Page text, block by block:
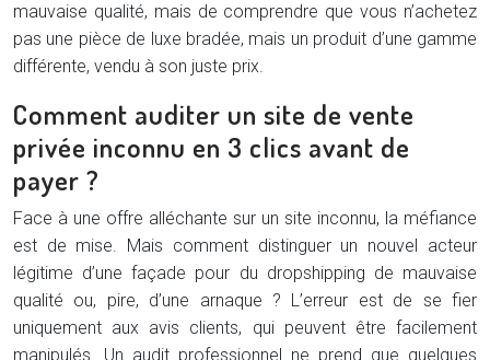
mauvaise qualité, mais de comprendre que vous n’achetez
pas une pièce de luxe bradée, mais un produit d’une gamme
différente, vendu à son juste prix.
Comment auditer un site de vente
privée inconnu en 3 clics avant de
payer ?
Face à une offre alléchante sur un site inconnu, la méfiance
est de mise. Mais comment distinguer un nouvel acteur
légitime d’une façade pour du dropshipping de mauvaise
qualité ou, pire, d’une arnaque ? L’erreur est de se fier
uniquement aux avis clients, qui peuvent être facilement
manipulés. Un audit professionnel ne prend que quelques